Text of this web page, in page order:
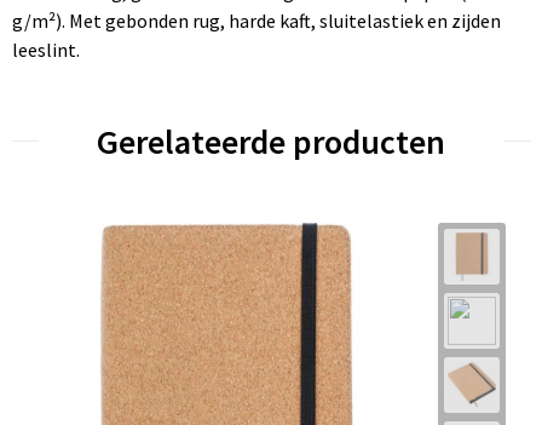
g/m²). Met gebonden rug, harde kaft, sluitelastiek en zijden
leeslint.
Gerelateerde producten